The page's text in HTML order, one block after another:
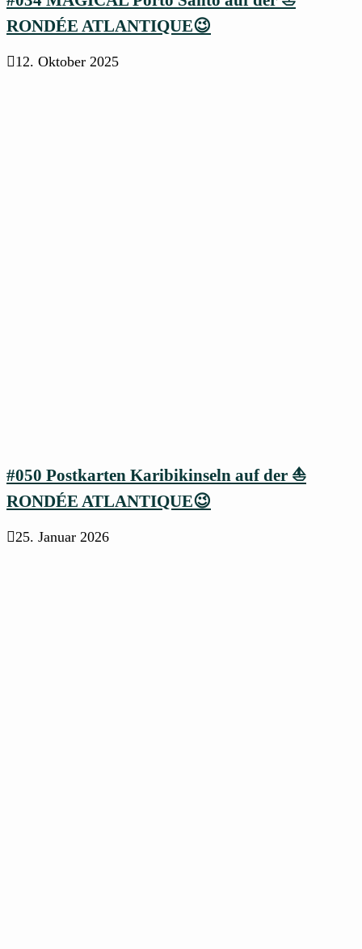
RONDÉE ATLANTIQUE😉
12. Oktober 2025
#050 Postkarten Karibikinseln auf der ⛵
RONDÉE ATLANTIQUE😉
25. Januar 2026